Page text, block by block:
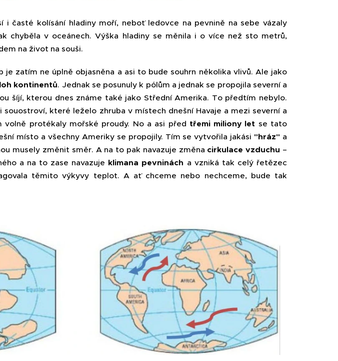
i časté kolísání hladiny moří, neboť ledovce na pevnině na sebe vázaly
chyběla v oceánech. Výška hladiny se měnila i o více než sto metrů,
na život na souši.
zatím ne úplně objasněna a asi to bude souhrn několika vlivů. Ale jako
kontinentů. Jednak se posunuly k pólům a jednak se propojila severní a
šíjí, kterou dnes známe také jako Střední Amerika. To předtím nebylo.
které leželo zhruba v místech dnešní Havaje a mezi severní a
protékaly mořské proudy. No a asi před třemi miliony let se tato
místo a všechny Ameriky se propojily. Tím se vytvořila jakási "hráz" a
musely změnit směr. A na to pak navazuje změna cirkulace vzduchu –
a na to zase navazuje klimana pevninách a vzniká tak celý řetězec
těmito výkyvy teplot. A ať chceme nebo nechceme, bude tak